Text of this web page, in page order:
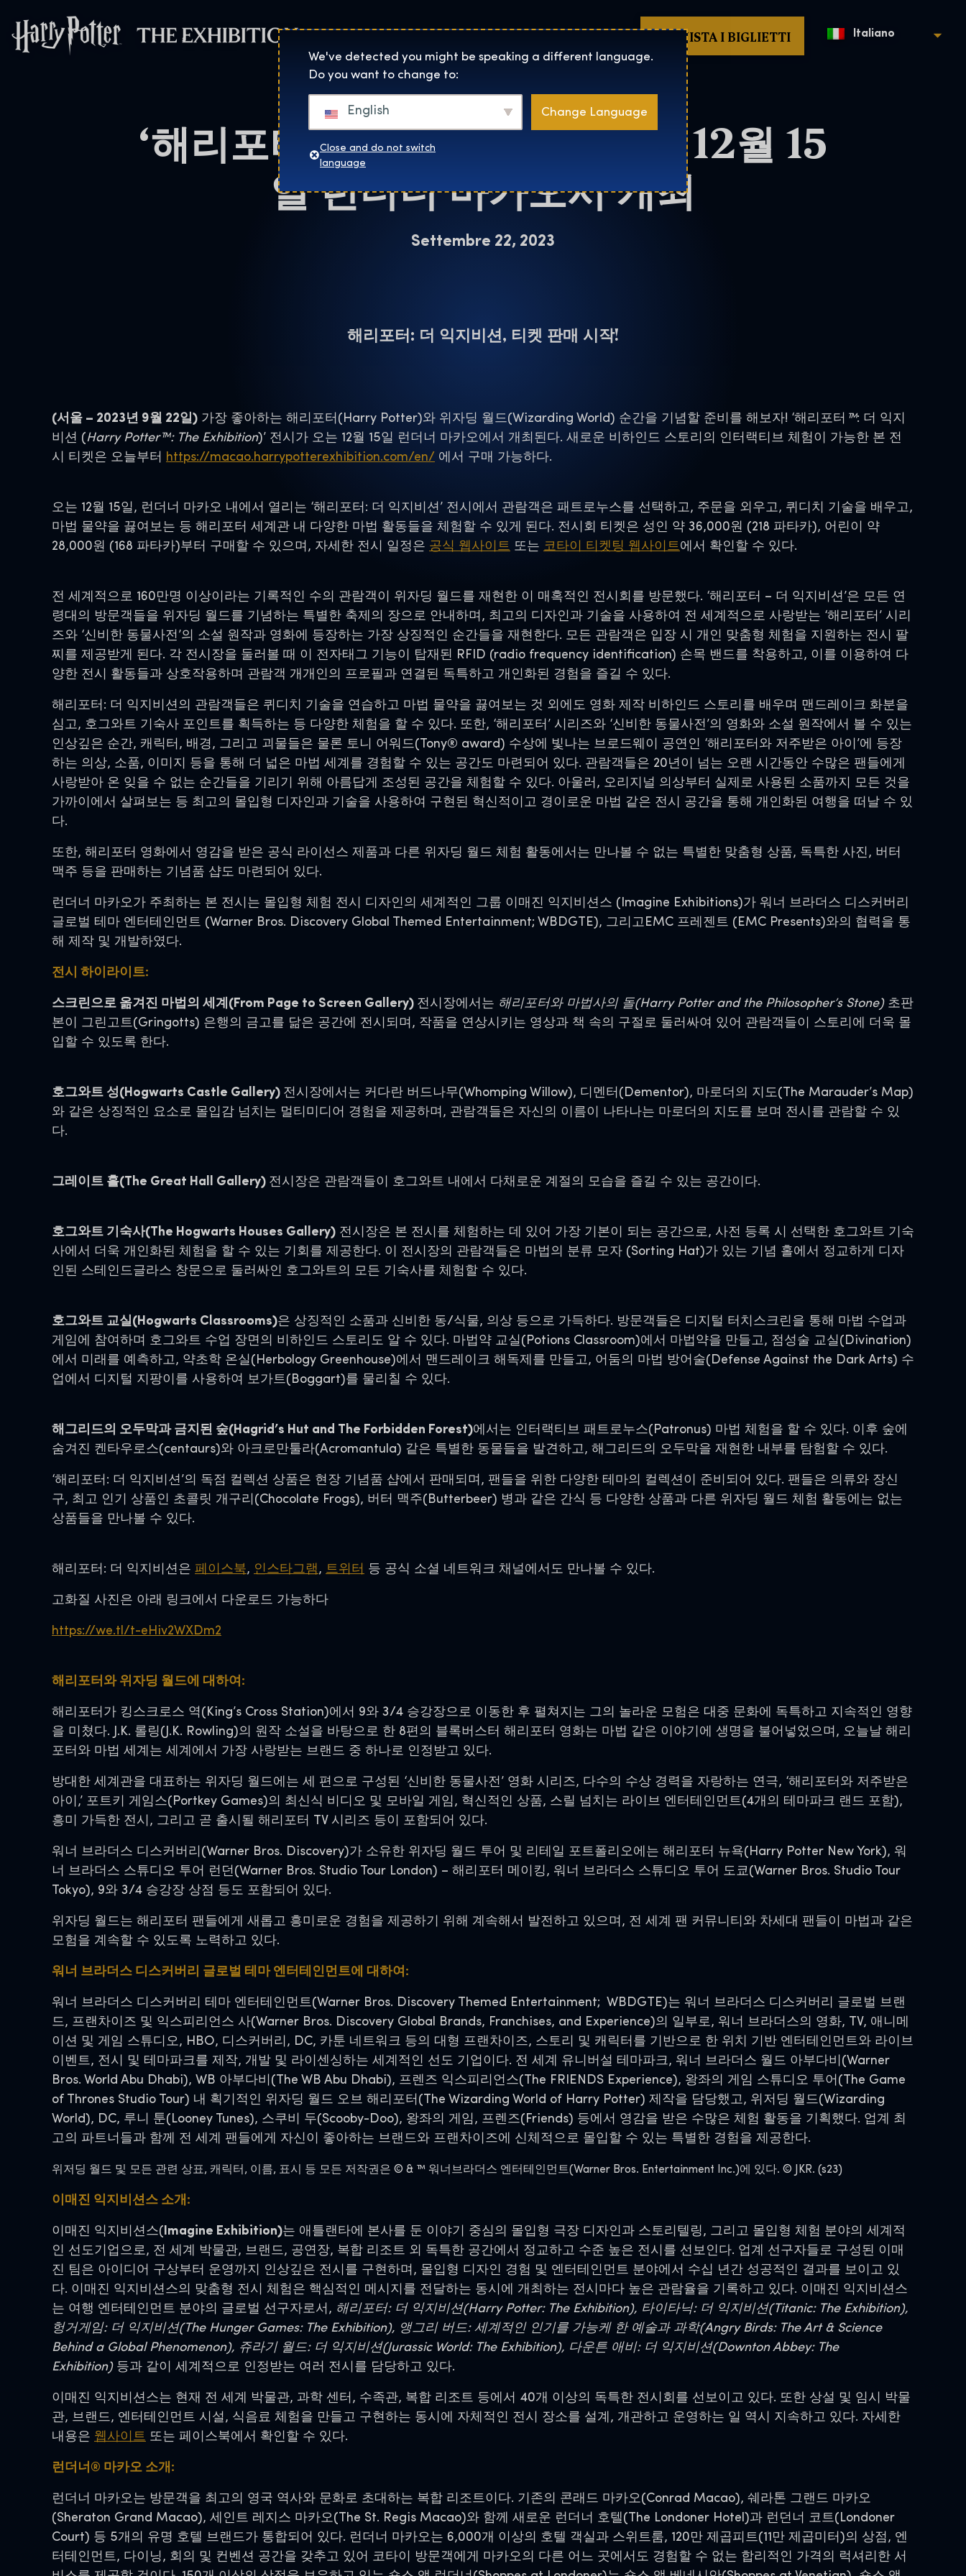
Harry Potter™: The Exhibition home page
Sedi Informazioni su Negozio ACQUISTA I BIGLIETTI Italiano
Macao
‘해리포터와 위자딩 월드’ 전시, 12월 15
일 런더너 마카오서 개최
Settembre 22, 2023
해리포터: 더 익지비션, 티켓 판매 시작!
(서울 – 2023년 9월 22일) 가장 좋아하는 해리포터(Harry Potter)와 위자딩 월드(Wizarding World) 순간을 기념할 준비를 해보자! ‘해리포터 ™: 더 익지
비션 (Harry Potter™: The Exhibition)’ 전시가 오는 12월 15일 런더너 마카오에서 개최된다. 새로운 비하인드 스토리의 인터랙티브 체험이 가능한 본 전
시 티켓은 오늘부터 https://macao.harrypotterexhibition.com/en/ 에서 구매 가능하다.
오는 12월 15일, 런더너 마카오 내에서 열리는 ‘해리포터: 더 익지비션’ 전시에서 관람객은 패트로누스를 선택하고, 주문을 외우고, 퀴디치 기술을 배우고,
마법 물약을 끓여보는 등 해리포터 세계관 내 다양한 마법 활동들을 체험할 수 있게 된다. 전시회 티켓은 성인 약 36,000원 (218 파타카), 어린이 약
28,000원 (168 파타카)부터 구매할 수 있으며, 자세한 전시 일정은 공식 웹사이트 또는 코타이 티켓팅 웹사이트에서 확인할 수 있다.
전 세계적으로 160만명 이상이라는 기록적인 수의 관람객이 위자딩 월드를 재현한 이 매혹적인 전시회를 방문했다. ‘해리포터 – 더 익지비션’은 모든 연
령대의 방문객들을 위자딩 월드를 기념하는 특별한 축제의 장으로 안내하며, 최고의 디자인과 기술을 사용하여 전 세계적으로 사랑받는 ‘해리포터’ 시리
즈와 ‘신비한 동물사전’의 소설 원작과 영화에 등장하는 가장 상징적인 순간들을 재현한다. 모든 관람객은 입장 시 개인 맞춤형 체험을 지원하는 전시 팔
찌를 제공받게 된다. 각 전시장을 둘러볼 때 이 전자태그 기능이 탑재된 RFID (radio frequency identification) 손목 밴드를 착용하고, 이를 이용하여 다
양한 전시 활동들과 상호작용하며 관람객 개개인의 프로필과 연결된 독특하고 개인화된 경험을 즐길 수 있다.
해리포터: 더 익지비션의 관람객들은 퀴디치 기술을 연습하고 마법 물약을 끓여보는 것 외에도 영화 제작 비하인드 스토리를 배우며 맨드레이크 화분을
심고, 호그와트 기숙사 포인트를 획득하는 등 다양한 체험을 할 수 있다. 또한, ‘해리포터’ 시리즈와 ‘신비한 동물사전’의 영화와 소설 원작에서 볼 수 있는
인상깊은 순간, 캐릭터, 배경, 그리고 괴물들은 물론 토니 어워드(Tony® award) 수상에 빛나는 브로드웨이 공연인 ‘해리포터와 저주받은 아이’에 등장
하는 의상, 소품, 이미지 등을 통해 더 넓은 마법 세계를 경험할 수 있는 공간도 마련되어 있다. 관람객들은 20년이 넘는 오랜 시간동안 수많은 팬들에게
사랑받아 온 잊을 수 없는 순간들을 기리기 위해 아름답게 조성된 공간을 체험할 수 있다. 아울러, 오리지널 의상부터 실제로 사용된 소품까지 모든 것을
가까이에서 살펴보는 등 최고의 몰입형 디자인과 기술을 사용하여 구현된 혁신적이고 경이로운 마법 같은 전시 공간을 통해 개인화된 여행을 떠날 수 있
다.
또한, 해리포터 영화에서 영감을 받은 공식 라이선스 제품과 다른 위자딩 월드 체험 활동에서는 만나볼 수 없는 특별한 맞춤형 상품, 독특한 사진, 버터
맥주 등을 판매하는 기념품 샵도 마련되어 있다.
런더너 마카오가 주최하는 본 전시는 몰입형 체험 전시 디자인의 세계적인 그룹 이매진 익지비션스 (Imagine Exhibitions)가 워너 브라더스 디스커버리
글로벌 테마 엔터테인먼트 (Warner Bros. Discovery Global Themed Entertainment; WBDGTE), 그리고EMC 프레젠트 (EMC Presents)와의 협력을 통
해 제작 및 개발하였다.
전시 하이라이트:
스크린으로 옮겨진 마법의 세계(From Page to Screen Gallery) 전시장에서는 해리포터와 마법사의 돌(Harry Potter and the Philosopher’s Stone)초판
본이 그린고트(Gringotts) 은행의 금고를 닮은 공간에 전시되며, 작품을 연상시키는 영상과 책 속의 구절로 둘러싸여 있어 관람객들이 스토리에 더욱 몰
입할 수 있도록 한다.
호그와트 성(Hogwarts Castle Gallery) 전시장에서는 커다란 버드나무(Whomping Willow), 디멘터(Dementor), 마로더의 지도(The Marauder’s Map)
와 같은 상징적인 요소로 몰입감 넘치는 멀티미디어 경험을 제공하며, 관람객들은 자신의 이름이 나타나는 마로더의 지도를 보며 전시를 관람할 수 있
다.
그레이트 홀(The Great Hall Gallery) 전시장은 관람객들이 호그와트 내에서 다채로운 계절의 모습을 즐길 수 있는 공간이다.
호그와트 기숙사(The Hogwarts Houses Gallery) 전시장은 본 전시를 체험하는 데 있어 가장 기본이 되는 공간으로, 사전 등록 시 선택한 호그와트 기숙
사에서 더욱 개인화된 체험을 할 수 있는 기회를 제공한다. 이 전시장의 관람객들은 마법의 분류 모자 (Sorting Hat)가 있는 기념 홀에서 정교하게 디자
인된 스테인드글라스 창문으로 둘러싸인 호그와트의 모든 기숙사를 체험할 수 있다.
호그와트 교실(Hogwarts Classrooms)은 상징적인 소품과 신비한 동/식물, 의상 등으로 가득하다. 방문객들은 디지털 터치스크린을 통해 마법 수업과
게임에 참여하며 호그와트 수업 장면의 비하인드 스토리도 알 수 있다. 마법약 교실(Potions Classroom)에서 마법약을 만들고, 점성술 교실(Divination)
에서 미래를 예측하고, 약초학 온실(Herbology Greenhouse)에서 맨드레이크 해독제를 만들고, 어둠의 마법 방어술(Defense Against the Dark Arts) 수
업에서 디지털 지팡이를 사용하여 보가트(Boggart)를 물리칠 수 있다.
해그리드의 오두막과 금지된 숲(Hagrid’s Hut and The Forbidden Forest)에서는 인터랙티브 패트로누스(Patronus) 마법 체험을 할 수 있다. 이후 숲에
숨겨진 켄타우로스(centaurs)와 아크로만툴라(Acromantula) 같은 특별한 동물들을 발견하고, 해그리드의 오두막을 재현한 내부를 탐험할 수 있다.
‘해리포터: 더 익지비션’의 독점 컬렉션 상품은 현장 기념품 샵에서 판매되며, 팬들을 위한 다양한 테마의 컬렉션이 준비되어 있다. 팬들은 의류와 장신
구, 최고 인기 상품인 초콜릿 개구리(Chocolate Frogs), 버터 맥주(Butterbeer) 병과 같은 간식 등 다양한 상품과 다른 위자딩 월드 체험 활동에는 없는
상품들을 만나볼 수 있다.
해리포터: 더 익지비션은 페이스북, 인스타그램, 트위터 등 공식 소셜 네트워크 채널에서도 만나볼 수 있다.
고화질 사진은 아래 링크에서 다운로드 가능하다
https://we.tl/t-eHiv2WXDm2
해리포터와 위자딩 월드에 대하여:
해리포터가 킹스크로스 역(King’s Cross Station)에서 9와 3/4 승강장으로 이동한 후 펼쳐지는 그의 놀라운 모험은 대중 문화에 독특하고 지속적인 영향
을 미쳤다. J.K. 롤링(J.K. Rowling)의 원작 소설을 바탕으로 한 8편의 블록버스터 해리포터 영화는 마법 같은 이야기에 생명을 불어넣었으며, 오늘날 해리
포터와 마법 세계는 세계에서 가장 사랑받는 브랜드 중 하나로 인정받고 있다.
방대한 세계관을 대표하는 위자딩 월드에는 세 편으로 구성된 ‘신비한 동물사전’ 영화 시리즈, 다수의 수상 경력을 자랑하는 연극, ‘해리포터와 저주받은
아이,’ 포트키 게임스(Portkey Games)의 최신식 비디오 및 모바일 게임, 혁신적인 상품, 스릴 넘치는 라이브 엔터테인먼트(4개의 테마파크 랜드 포함),
흥미 가득한 전시, 그리고 곧 출시될 해리포터 TV 시리즈 등이 포함되어 있다.
워너 브라더스 디스커버리(Warner Bros. Discovery)가 소유한 위자딩 월드 투어 및 리테일 포트폴리오에는 해리포터 뉴욕(Harry Potter New York), 워
너 브라더스 스튜디오 투어 런던(Warner Bros. Studio Tour London) – 해리포터 메이킹, 워너 브라더스 스튜디오 투어 도쿄(Warner Bros. Studio Tour
Tokyo), 9와 3/4 승강장 상점 등도 포함되어 있다.
위자딩 월드는 해리포터 팬들에게 새롭고 흥미로운 경험을 제공하기 위해 계속해서 발전하고 있으며, 전 세계 팬 커뮤니티와 차세대 팬들이 마법과 같은
모험을 계속할 수 있도록 노력하고 있다.
워너 브라더스 디스커버리 글로벌 테마 엔터테인먼트에 대하여:
워너 브라더스 디스커버리 테마 엔터테인먼트(Warner Bros. Discovery Themed Entertainment; WBDGTE)는 워너 브라더스 디스커버리 글로벌 브랜
드, 프랜차이즈 및 익스피리언스 사(Warner Bros. Discovery Global Brands, Franchises, and Experience)의 일부로, 워너 브라더스의 영화, TV, 애니메
이션 및 게임 스튜디오, HBO, 디스커버리, DC, 카툰 네트워크 등의 대형 프랜차이즈, 스토리 및 캐릭터를 기반으로 한 위치 기반 엔터테인먼트와 라이브
이벤트, 전시 및 테마파크를 제작, 개발 및 라이센싱하는 세계적인 선도 기업이다. 전 세계 유니버설 테마파크, 워너 브라더스 월드 아부다비(Warner
Bros. World Abu Dhabi), WB 아부다비(The WB Abu Dhabi), 프렌즈 익스피리언스(The FRIENDS Experience), 왕좌의 게임 스튜디오 투어(The Game
of Thrones Studio Tour) 내 획기적인 위자딩 월드 오브 해리포터(The Wizarding World of Harry Potter) 제작을 담당했고, 위저딩 월드(Wizarding
World), DC, 루니 툰(Looney Tunes), 스쿠비 두(Scooby-Doo), 왕좌의 게임, 프렌즈(Friends) 등에서 영감을 받은 수많은 체험 활동을 기획했다. 업계 최
고의 파트너들과 함께 전 세계 팬들에게 자신이 좋아하는 브랜드와 프랜차이즈에 신체적으로 몰입할 수 있는 특별한 경험을 제공한다.
위저딩 월드 및 모든 관련 상표, 캐릭터, 이름, 표시 등 모든 저작권은 © & ™ 워너브라더스 엔터테인먼트(Warner Bros. Entertainment Inc.)에 있다. © JKR. (s23)
이매진 익지비션스 소개:
이매진 익지비션스(Imagine Exhibition)는 애틀랜타에 본사를 둔 이야기 중심의 몰입형 극장 디자인과 스토리텔링, 그리고 몰입형 체험 분야의 세계적
인 선도기업으로, 전 세계 박물관, 브랜드, 공연장, 복합 리조트 외 독특한 공간에서 정교하고 수준 높은 전시를 선보인다. 업계 선구자들로 구성된 이매
진 팀은 아이디어 구상부터 운영까지 인상깊은 전시를 구현하며, 몰입형 디자인 경험 및 엔터테인먼트 분야에서 수십 년간 성공적인 결과를 보이고 있
다. 이매진 익지비션스의 맞춤형 전시 체험은 핵심적인 메시지를 전달하는 동시에 개최하는 전시마다 높은 관람율을 기록하고 있다. 이매진 익지비션스
는 여행 엔터테인먼트 분야의 글로벌 선구자로서, 해리포터: 더 익지비션(Harry Potter: The Exhibition), 타이타닉: 더 익지비션(Titanic: The Exhibition),
헝거게임: 더 익지비션(The Hunger Games: The Exhibition), 앵그리 버드: 세계적인 인기를 가능케 한 예술과 과학(Angry Birds: The Art & Science
Behind a Global Phenomenon), 쥬라기 월드: 더 익지비션(Jurassic World: The Exhibition), 다운튼 애비: 더 익지비션(Downton Abbey: The
Exhibition)등과 같이 세계적으로 인정받는 여러 전시를 담당하고 있다.
이매진 익지비션스는 현재 전 세계 박물관, 과학 센터, 수족관, 복합 리조트 등에서 40개 이상의 독특한 전시회를 선보이고 있다. 또한 상설 및 임시 박물
관, 브랜드, 엔터테인먼트 시설, 식음료 체험을 만들고 구현하는 동시에 자체적인 전시 장소를 설계, 개관하고 운영하는 일 역시 지속하고 있다. 자세한
내용은 웹사이트 또는 페이스북에서 확인할 수 있다.
런더너® 마카오 소개:
런더너 마카오는 방문객을 최고의 영국 역사와 문화로 초대하는 복합 리조트이다. 기존의 콘래드 마카오(Conrad Macao), 쉐라톤 그랜드 마카오
(Sheraton Grand Macao), 세인트 레지스 마카오(The St. Regis Macao)와 함께 새로운 런더너 호텔(The Londoner Hotel)과 런던너 코트(Londoner
Court) 등 5개의 유명 호텔 브랜드가 통합되어 있다. 런더너 마카오는 6,000개 이상의 호텔 객실과 스위트룸, 120만 제곱피트(11만 제곱미터)의 상점, 엔
터테인먼트, 다이닝, 회의 및 컨벤션 공간을 갖추고 있어 코타이 방문객에게 마카오의 다른 어느 곳에서도 경험할 수 없는 합리적인 가격의 럭셔리한 서
We've detected you might be speaking a different language.
Do you want to change to:
English Change Language
Close and do not switch
language